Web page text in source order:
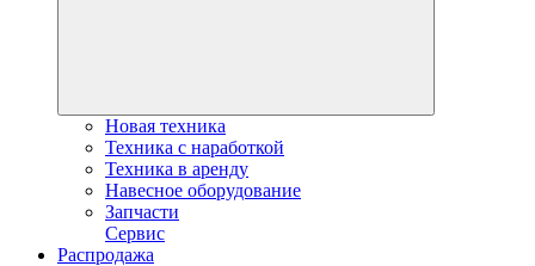
Новая техника
Техника с наработкой
Техника в аренду
Навесное оборудование
Запчасти
Сервис
Распродажа